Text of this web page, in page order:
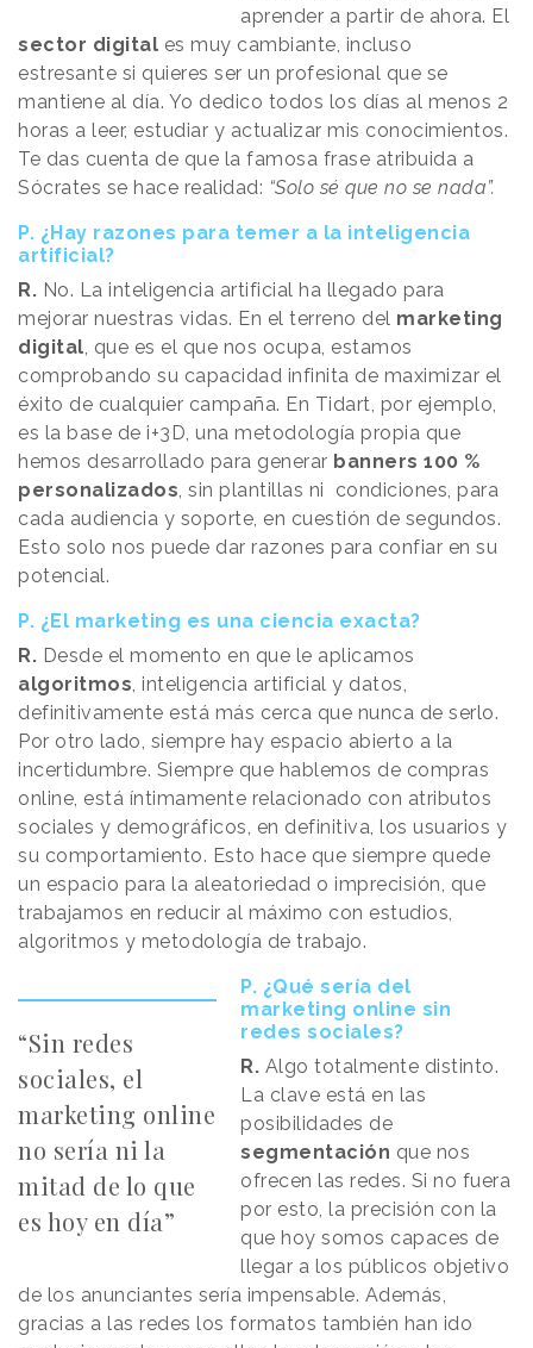
aprender a partir de ahora. El
sector digital es muy cambiante, incluso
estresante si quieres ser un profesional que se
mantiene al día. Yo dedico todos los días al menos 2
horas a leer, estudiar y actualizar mis conocimientos.
Te das cuenta de que la famosa frase atribuida a
Sócrates se hace realidad: “Solo sé que no se nada”.
P. ¿Hay razones para temer a la inteligencia
artificial?
R. No. La inteligencia artificial ha llegado para
mejorar nuestras vidas. En el terreno del marketing
digital , que es el que nos ocupa, estamos
comprobando su capacidad infinita de maximizar el
éxito de cualquier campaña. En Tidart, por ejemplo,
es la base de i+3D, una metodología propia que
hemos desarrollado para generar banners 100 %
personalizados , sin plantillas ni condiciones, para
cada audiencia y soporte, en cuestión de segundos.
Esto solo nos puede dar razones para confiar en su
potencial.
P. ¿El marketing es una ciencia exacta?
R. Desde el momento en que le aplicamos
algoritmos , inteligencia artificial y datos,
definitivamente está más cerca que nunca de serlo.
Por otro lado, siempre hay espacio abierto a la
incertidumbre. Siempre que hablemos de compras
online, está íntimamente relacionado con atributos
sociales y demográficos, en definitiva, los usuarios y
su comportamiento. Esto hace que siempre quede
un espacio para la aleatoriedad o imprecisión, que
trabajamos en reducir al máximo con estudios,
algoritmos y metodología de trabajo.
“Sin redes
sociales, el
marketing online
no sería ni la
mitad de lo que
es hoy en día”
P. ¿Qué sería del
marketing online sin
redes sociales?
R. Algo totalmente distinto.
La clave está en las
posibilidades de
segmentación que nos
ofrecen las redes. Si no fuera
por esto, la precisión con la
que hoy somos capaces de
llegar a los públicos objetivo
de los anunciantes sería impensable. Además,
gracias a las redes los formatos también han ido